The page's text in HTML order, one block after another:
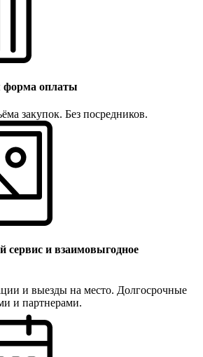
форма оплаты
закупок. Без посредников.
сервис и взаимовыгодное
и выезды на место. Долгосрочные
и партнерами.